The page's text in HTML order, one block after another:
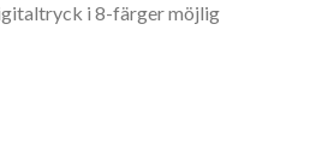
i 8-färger möjlig